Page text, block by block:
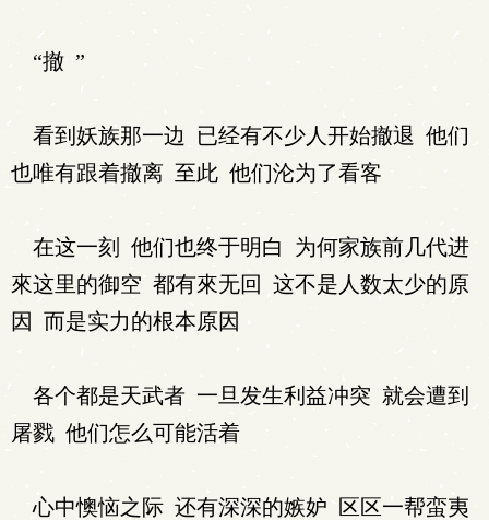
“撤 ”
看到妖族那一边 已经有不少人开始撤退 他们
也唯有跟着撤离 至此 他们沦为了看客
在这一刻 他们也终于明白 为何家族前几代进
來这里的御空 都有來无回 这不是人数太少的原
因 而是实力的根本原因
各个都是天武者 一旦发生利益冲突 就会遭到
屠戮 他们怎么可能活着
心中懊恼之际 还有深深的嫉妒 区区一帮蛮夷